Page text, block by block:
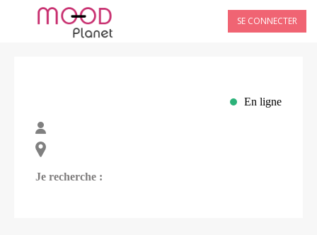
SE CONNECTER
En ligne
Je recherche :